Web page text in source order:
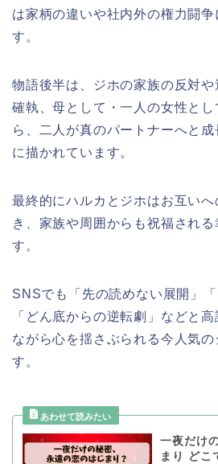
は家柄の違いや社内外の権力闘争
す。
物語後半は、ジホの家族の反対
確執、母として・一人の女性と
ら、二人が真のパートナーへと
に描かれています。
最終的にハルカとジホはお互い
き、家族や周囲からも祝福される
す。
SNSでも「先の読めない展開」「
「どん底からの逆転劇」などと
ながら心を揺さぶられる今人気
す。
一夜だけ
まり どこ